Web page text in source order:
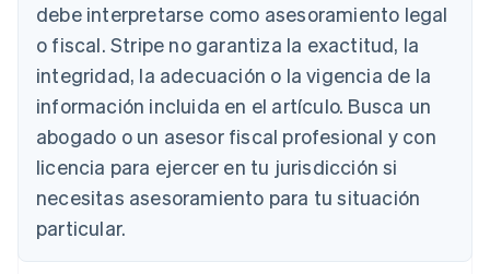
debe interpretarse como asesoramiento legal
o fiscal. Stripe no garantiza la exactitud, la
integridad, la adecuación o la vigencia de la
información incluida en el artículo. Busca un
abogado o un asesor fiscal profesional y con
licencia para ejercer en tu jurisdicción si
necesitas asesoramiento para tu situación
particular.
Austria
DeutschEnglish
Bélgica
Nederlands
Brasil
PortuguêsEnglish
Bulgaria
English
Canadá
English
China continental
简体中文English